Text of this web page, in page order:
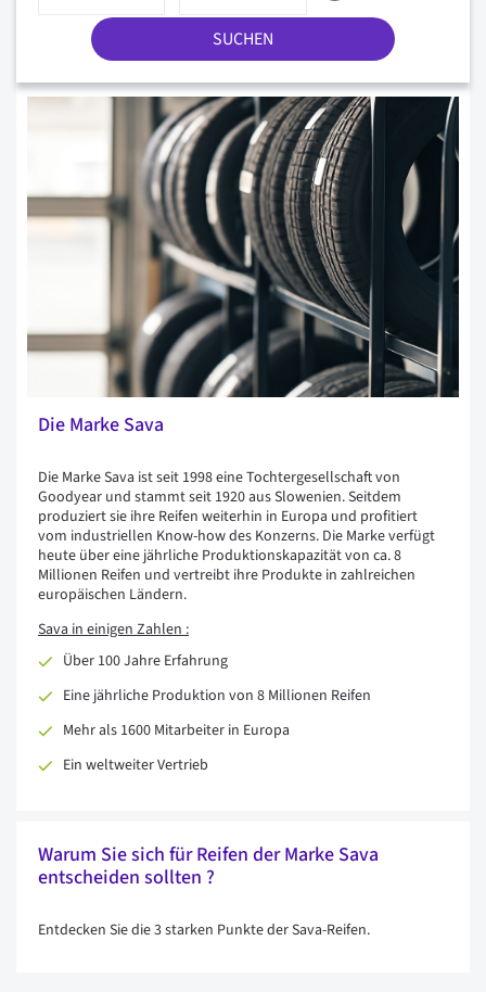
SUCHEN
Die Marke Sava
Die Marke Sava ist seit 1998 eine Tochtergesellschaft von
Goodyear und stammt seit 1920 aus Slowenien. Seitdem
produziert sie ihre Reifen weiterhin in Europa und profitiert
vom industriellen Know-how des Konzerns. Die Marke verfügt
heute über eine jährliche Produktionskapazität von ca. 8
Millionen Reifen und vertreibt ihre Produkte in zahlreichen
europäischen Ländern.
Sava in einigen Zahlen :
Über 100 Jahre Erfahrung
Eine jährliche Produktion von 8 Millionen Reifen
Mehr als 1600 Mitarbeiter in Europa
Ein weltweiter Vertrieb
Warum Sie sich für Reifen der Marke Sava
entscheiden sollten ?
Entdecken Sie die 3 starken Punkte der Sava-Reifen.